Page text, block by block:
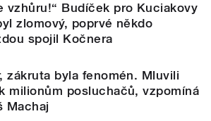
vzhůru!“ Budíček pro Kuciakovy
zlomový, poprvé někdo
spojil Kočnera
zákruta byla fenomén. Mluvili
milionům posluchačů, vzpomíná
Machaj